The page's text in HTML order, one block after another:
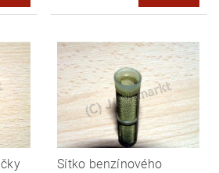
Sítko benzínového